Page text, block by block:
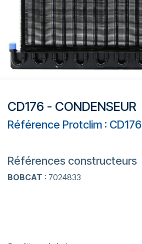
CD176 - CONDENSEUR
Référence Protclim : CD176
Références constructeurs
BOBCAT : 7024833